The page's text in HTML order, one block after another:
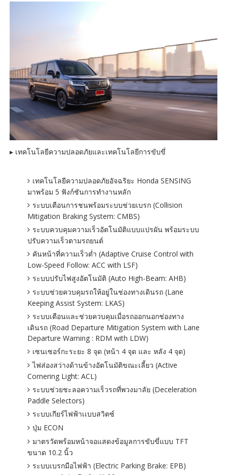
▸ เทคโนโลยีความปลอดภัยและเทคโนโลยีการขับขี่
เทคโนโลยีความปลอดภัยอัจฉริยะ Honda SENSING
มาพร้อม 5 ฟังก์ชันการทำงานหลัก
ระบบเตือนการชนพร้อมระบบช่วยเบรก (Collision
Mitigation Braking System: CMBS)
ระบบควบคุมความเร็วอัตโนมัติแบบแปรผัน พร้อมระบบ
ปรับความเร็วตามรถยนต์
คันหน้าที่ความเร็วต่ำ (Adaptive Cruise Control with
Low-Speed Follow: ACC with LSF)
ระบบปรับไฟสูงอัตโนมัติ (Auto High-Beam: AHB)
ระบบช่วยควบคุมรถให้อยู่ในช่องทางเดินรถ (Lane
Keeping Assist System: LKAS)
ระบบเตือนและช่วยควบคุมเมื่อรถออกนอกช่องทาง
เดินรถ (Road Departure Mitigation System with Lane
Departure Warning : RDM with LDW)
เซนเซอร์กะระยะ 8 จุด (หน้า 4 จุด และ หลัง 4 จุด)
ไฟส่องสว่างด้านข้างอัตโนมัติขณะเลี้ยว (Active
Cornering Light: ACL)
ระบบช่วยชะลอความเร็วรถที่พวงมาลัย (Deceleration
Paddle Selectors)
ระบบเกียร์ไฟฟ้าเเบบสวิตซ์
ปุ่ม ECON
มาตรวัดพร้อมหน้าจอแสดงข้อมูลการขับขี่แบบ TFT
ขนาด 10.2 นิ้ว
ระบบเบรกมือไฟฟ้า (Electric Parking Brake: EPB)